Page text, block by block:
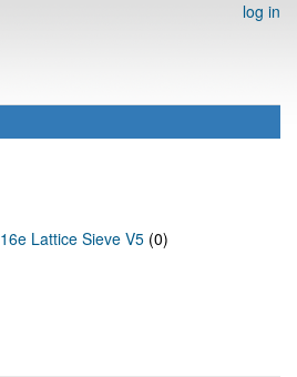
log in
16e Lattice Sieve V5 (0)